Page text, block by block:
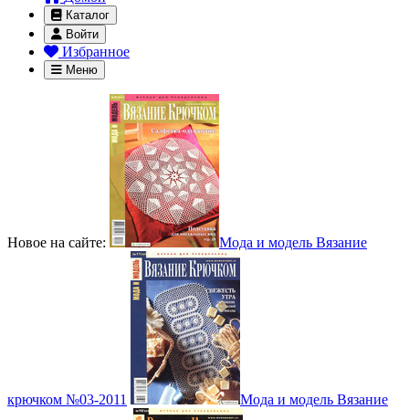
Каталог
Войти
Избранное
Меню
Новое на сайте: Мода и модель Вязание
крючком №03-2011 Мода и модель Вязание